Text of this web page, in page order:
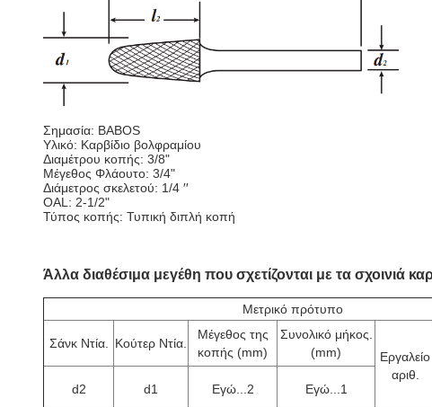
Σημασία: BABOS
Υλικό: Καρβίδιο βολφραμίου
Διαμέτρου κοπής: 3/8"
Μέγεθος Φλάουτο: 3/4"
Διάμετρος σκελετού: 1/4 ′′
OAL: 2-1/2"
Τύπος κοπής: Τυπική διπλή κοπή
Άλλα διαθέσιμα μεγέθη που σχετίζονται με τα σχοινιά
Μετρικό πρότυπο
Σάνκ Ντία. Κούτερ Ντία.
Μέγεθος της
κοπής (mm)
Συνολικό μήκος.
(mm)
Εργαλείο
αριθ.
d2 d1 Εγώ... 2 Εγώ... 1